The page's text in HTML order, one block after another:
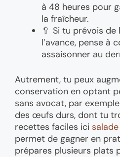
à 48 heures pour
la fraîcheur.
🥄 Si tu prévois
l’avance, pense à
assaisonner au
Autrement, tu peux
conservation en optant
sans avocat, par
des œufs durs, dont tu
recettes faciles ici
permet de gagner en
prépares plusieurs plats